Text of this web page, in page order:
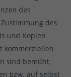
des
des
und Kopien
kommerziellen
sind bemüht,
bzw. auf selbst